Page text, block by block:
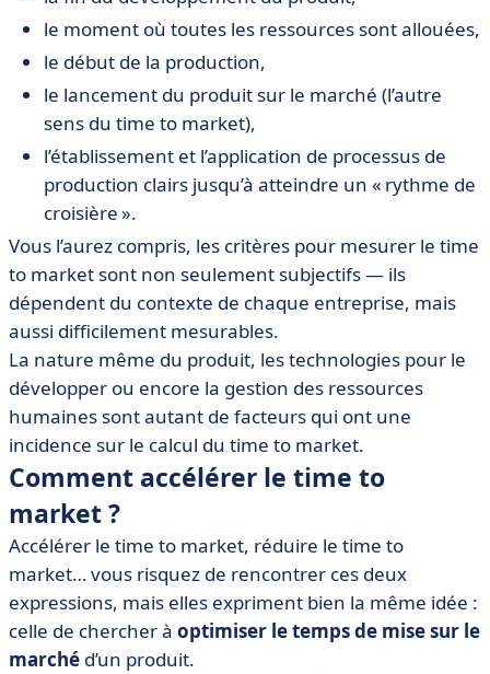
le moment où toutes les ressources sont allouées,
le début de la production,
le lancement du produit sur le marché (l’autre
sens du time to market),
l’établissement et l’application de processus de
production clairs jusqu’à atteindre un « rythme de
croisière ».
Vous l’aurez compris, les critères pour mesurer le time
to market sont non seulement subjectifs — ils
dépendent du contexte de chaque entreprise, mais
aussi difficilement mesurables.
La nature même du produit, les technologies pour le
développer ou encore la gestion des ressources
humaines sont autant de facteurs qui ont une
incidence sur le calcul du time to market.
Comment accélérer le time to
market ?
Accélérer le time to market, réduire le time to
market… vous risquez de rencontrer ces deux
expressions, mais elles expriment bien la même idée :
celle de chercher à optimiser le temps de mise sur le
marché d’un produit.